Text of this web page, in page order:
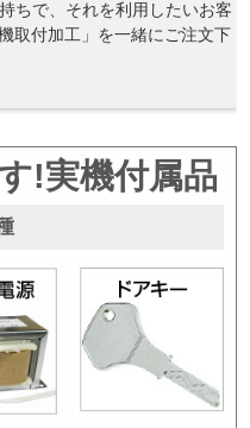
ちで、それを利用したいお客
取付加工」を一緒にご注文下
!実機付属品